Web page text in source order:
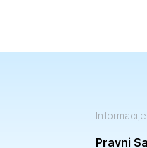
Informacije
Pravni